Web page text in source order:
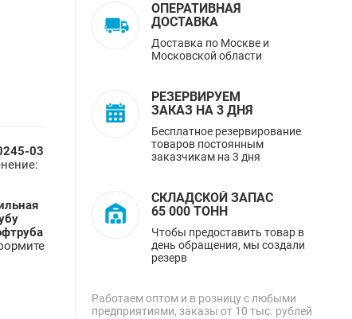
03
ОПЕРАТИВНАЯ
ДОСТАВКА
Доставка по Москве и
Московской области
РЕЗЕРВИРУЕМ
ЗАКАЗ НА 3 ДНЯ
Бесплатное резервирование
товаров постоянным
заказчикам на 3 дня
СКЛАДСКОЙ ЗАПАС
65 000 ТОНН
Чтобы предоставить товар в
день обращения, мы создали
резерв
Работаем оптом и в розницу с любыми
предприятиями, заказы от 10 тыс. рублей